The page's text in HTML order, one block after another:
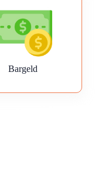
Bargeld